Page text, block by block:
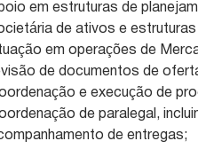
em estruturas de
de ativos e estruturas
em operações de
de documentos de
e execução de
de paralegal,
de entregas;